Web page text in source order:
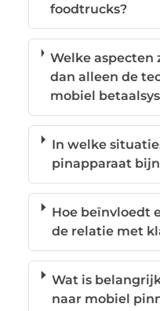
foodtrucks?
Welke
dan alleen de
mobiel
In welke
pinapparaat
Hoe beïnvloedt
de relatie met
Wat is
naar mobiel